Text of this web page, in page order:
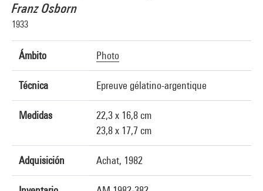
Franz Osborn
1933
Ámbito Photo
Técnica Epreuve gélatino-argentique
Medidas
22,3 x 16,8 cm
23,8 x 17,7 cm
Adquisición Achat, 1982
Difusión de la imagen :